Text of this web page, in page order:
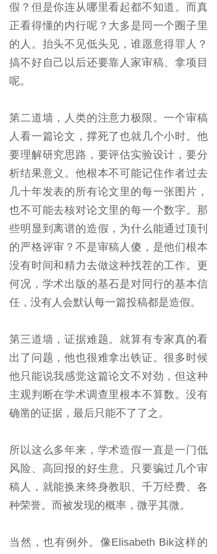
假？但是你连从哪里看起都不知道。而真
正看得懂的内行呢？大多是同一个圈子里
的人。抬头不见低头见，谁愿意得罪人？
搞不好自己以后还要靠人家审稿、拿项目
呢。
第二道墙，人类的注意力极限。一个审稿
人看一篇论文，撑死了也就几个小时。他
要理解研究思路，要评估实验设计，要分
析结果意义。他根本不可能记住作者过去
几十年发表的所有论文里的每一张图片，
也不可能去核对论文里的每一个数字。那
些明显到离谱的造假，为什么能通过顶刊
的严格评审？不是审稿人傻，是他们根本
没有时间和精力去做这种找茬的工作。更
何况，学术出版的基石是对同行的基本信
任，没有人会默认每一篇投稿都是造假。
第三道墙，证据难题。就算有专家真的看
出了问题，他也很难拿出铁证。很多时候
他只能说我感觉这篇论文不对劲，但这种
主观判断在学术调查里根本不算数。没有
确凿的证据，最后只能不了了之。
所以这么多年来，学术造假一直是一门低
风险、高回报的好生意。只要骗过几个审
稿人，就能换来终身教职、千万经费、各
种荣誉。而被发现的概率，微乎其微。
当然，也有例外。像Elisabeth Bik这样的